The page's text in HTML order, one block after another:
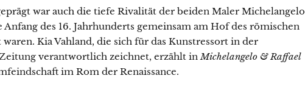
war auch die tiefe Rivalität der beiden Maler Michelangelo
Anfang des 16. Jahrhunderts gemeinsam am Hof des römischen
waren. Kia Vahland, die sich für das Kunstressort in der
verantwortlich zeichnet, erzählt inMichelangelo & Raffael
im Rom der Renaissance.